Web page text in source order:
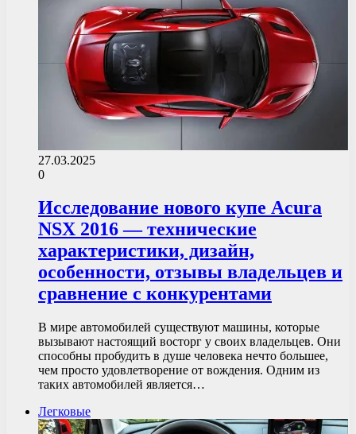
27.03.2025
0
Исследование нового купе Acura
NSX 2016 — технические
характеристики, дизайн,
особенности, отзывы владельцев и
сравнение с конкурентами
В мире автомобилей существуют машины, которые
вызывают настоящий восторг у своих владельцев. Они
способны пробудить в душе человека нечто большее,
чем просто удовлетворение от вождения. Одним из
таких автомобилей является…
Легковые